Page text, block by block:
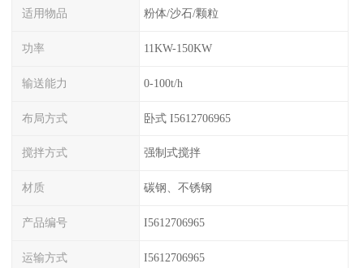
适用物品 粉体/沙石/颗粒
功率 11KW-150KW
输送能力 0-100t/h
布局方式 卧式 I5612706965
搅拌方式 强制式搅拌
材质 碳钢、不锈钢
产品编号 I5612706965
运输方式 I5612706965